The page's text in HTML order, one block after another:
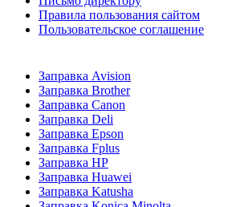
Правила пользования сайтом
Пользовательское соглашение
Заправка Avision
Заправка Brother
Заправка Canon
Заправка Deli
Заправка Epson
Заправка Fplus
Заправка HP
Заправка Huawei
Заправка Katusha